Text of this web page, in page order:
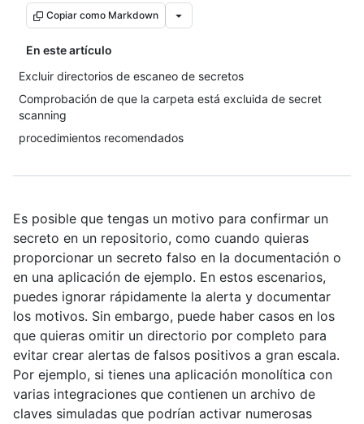
Copiar como Markdown
En este artículo
Excluir directorios de escaneo de secretos
Comprobación de que la carpeta está excluida de secret
scanning
procedimientos recomendados
Es posible que tengas un motivo para confirmar un
secreto en un repositorio, como cuando quieras
proporcionar un secreto falso en la documentación o
en una aplicación de ejemplo. En estos escenarios,
puedes ignorar rápidamente la alerta y documentar
los motivos. Sin embargo, puede haber casos en los
que quieras omitir un directorio por completo para
evitar crear alertas de falsos positivos a gran escala.
Por ejemplo, si tienes una aplicación monolítica con
varias integraciones que contienen un archivo de
claves simuladas que podrían activar numerosas